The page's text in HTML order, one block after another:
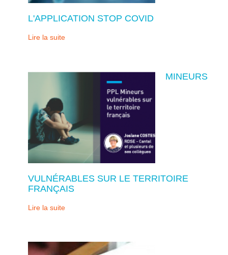
L'APPLICATION STOP COVID
Lire la suite
MINEURS
VULNÉRABLES SUR LE TERRITOIRE
FRANÇAIS
Lire la suite